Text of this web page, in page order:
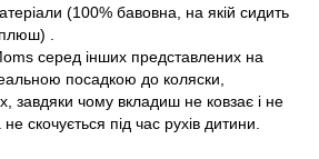
(100% бавовна, на якій сидить
.
серед інших представлених на
посадкою до коляски,
завдяки чому вкладиш не ковзає і не
скочується під час рухів дитини.